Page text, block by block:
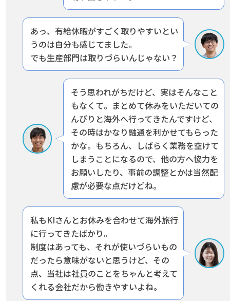
あっ、有給休暇がすごく取りやすいとい
うのは自分も感じてました。
でも生産部門は取りづらいんじゃない？
そう思われがちだけど、実はそんなこと
もなくて。まとめて休みをいただいての
んびりと海外へ行ってきたんですけど、
その時はかなり融通を利かせてもらった
かな。もちろん、しばらく業務を空けて
しまうことになるので、他の方へ協力を
お願いしたり、事前の調整とかは当然配
慮が必要な点だけどね。
私もKIさんとお休みを合わせて海外旅行
に行ってきたばかり。
制度はあっても、それが使いづらいもの
だったら意味がないと思うけど、 その
点、当社は社員のことをちゃんと考えて
くれる会社だから働きやすいよね。